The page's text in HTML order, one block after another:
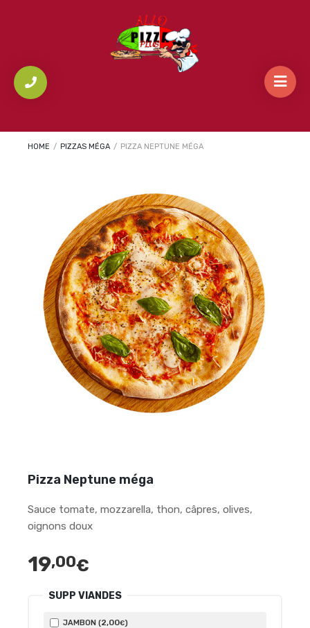
HOME / PIZZAS MÉGA / PIZZA NEPTUNE MÉGA
Pizza Neptune méga
Sauce tomate, mozzarella, thon, câpres, olives,
oignons doux
19,00€
SUPP VIANDES
JAMBON (2,00€)